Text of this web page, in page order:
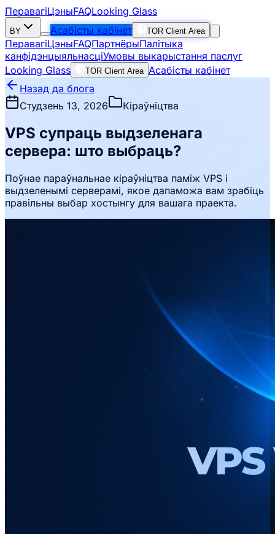
ПеравагіЦэныFAQLooking Glass
BY Асабісты кабінет TOR Client Area
ПеравагіЦэныFAQПартнёрыПалітыка
канфідэнцыяльнасціУмовы выкарыстання паслуг
Looking Glass
TOR Client Area Асабісты кабінет
Назад да блога
Студзень 13, 2026
Кіраўніцтва
VPS супраць выдзеленага
сервера: што выбраць?
Поўнае параўнальнае кіраўніцтва паміж VPS і
выдзеленымі серверамі, якое дапаможа вам зрабіць
правільны выбар хостынгу для вашага праекта.